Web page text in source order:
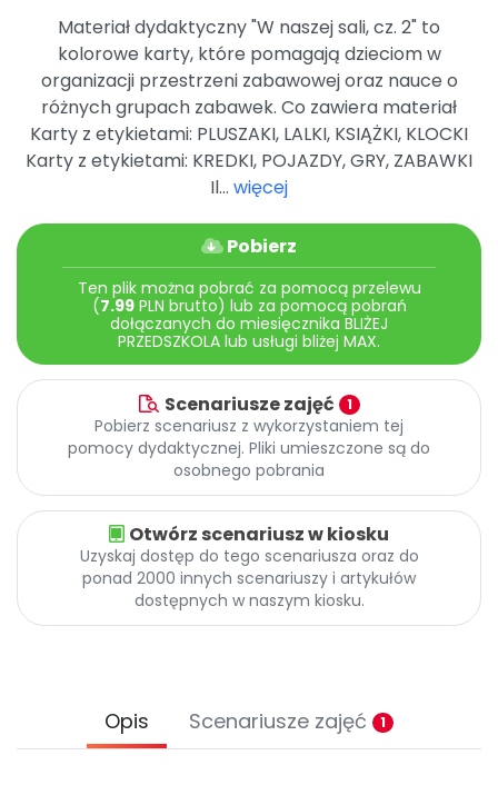
Pomoc
Promocje
Materiał dydaktyczny "W naszej sali, cz. 2" to
kolorowe karty, które pomagają dzieciom w
organizacji przestrzeni zabawowej oraz nauce o
różnych grupach zabawek. Co zawiera materiał
Karty z etykietami: PLUSZAKI, LALKI, KSIĄŻKI, KLOCKI
Karty z etykietami: KREDKI, POJAZDY, GRY, ZABAWKI
Il... więcej
Pobierz
Ten plik można pobrać za pomocą przelewu
(7.99PLN brutto) lub za pomocą pobrań
dołączanych do miesięcznika BLIŻEJ
PRZEDSZKOLA lub usługi bliżej MAX.
Scenariusze zajęć 1
Pobierz scenariusz z wykorzystaniem tej
pomocy dydaktycznej. Pliki umieszczone są do
osobnego pobrania
Otwórz scenariusz w kiosku
Uzyskaj dostęp do tego scenariusza oraz do
ponad 2000 innych scenariuszy i artykułów
dostępnych w naszym kiosku.
Opis Scenariusze zajęć 1